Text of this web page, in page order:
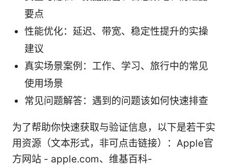
要点
性能优化：延迟、带宽、稳定性提升的实操
建议
真实场景案例：工作、学习、旅行中的常见
使用场景
常见问题解答：遇到的问题该如何快速排查
为了帮助你快速获取与验证信息，以下是若干实
用资源（文本形式，非可点击链接）：Apple官
方网站 - apple.com、维基百科-